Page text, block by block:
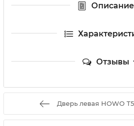
Описание
Отзывы
Дверь левая HOWO